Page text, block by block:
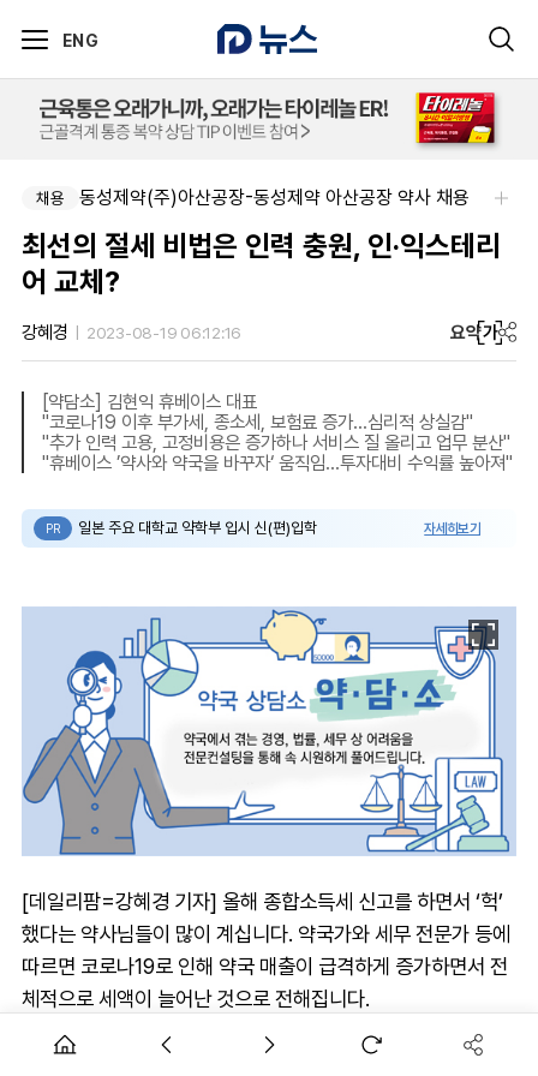
ENG
채용 동성제약(주)아산공장-동성제약 아산공장 약사 채용
최선의 절세 비법은 인력 충원, 인‧익스테리
어 교체?
강혜경 2023-08-19 06:12:16 요약가
[약담소] 김현익 휴베이스 대표
"코로나19 이후 부가세, 종소세, 보험료 증가…심리적 상실감"
"추가 인력 고용, 고정비용은 증가하나 서비스 질 올리고 업무 분산"
"휴베이스 ’약사와 약국을 바꾸자‘ 움직임…투자대비 수익률 높아져"
PR 일본 주요 대학교 약학부 입시 신(편)입학 자세히보기
[데일리팜=강혜경 기자] 올해 종합소득세 신고를 하면서 ‘헉’
했다는 약사님들이 많이 계십니다. 약국가와 세무 전문가 등에
따르면 코로나19로 인해 약국 매출이 급격하게 증가하면서 전
체적으로 세액이 늘어난 것으로 전해집니다.